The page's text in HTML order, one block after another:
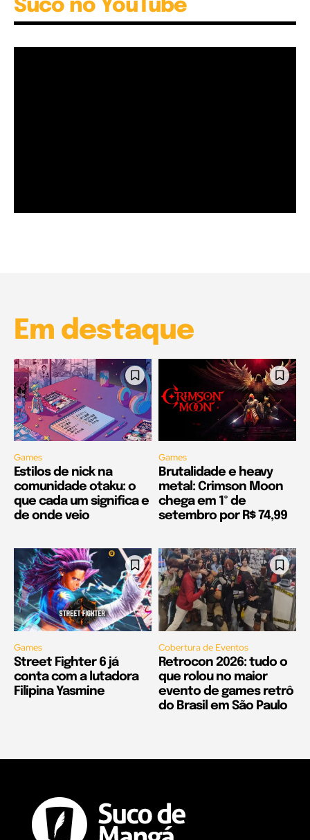
Suco no YouTube
Em destaque
Games
Estilos de nick na
comunidade otaku: o
que cada um significa e
de onde veio
Games
Brutalidade e heavy
metal: Crimson Moon
chega em 1º de
setembro por R$ 74,99
Games
Street Fighter 6 já
conta com a lutadora
Filipina Yasmine
Cobertura de Eventos
Retrocon 2026: tudo o
que rolou no maior
evento de games retrô
do Brasil em São Paulo